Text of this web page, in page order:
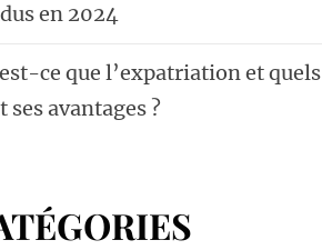
en 2024
ce que l’expatriation et quels
ses avantages ?